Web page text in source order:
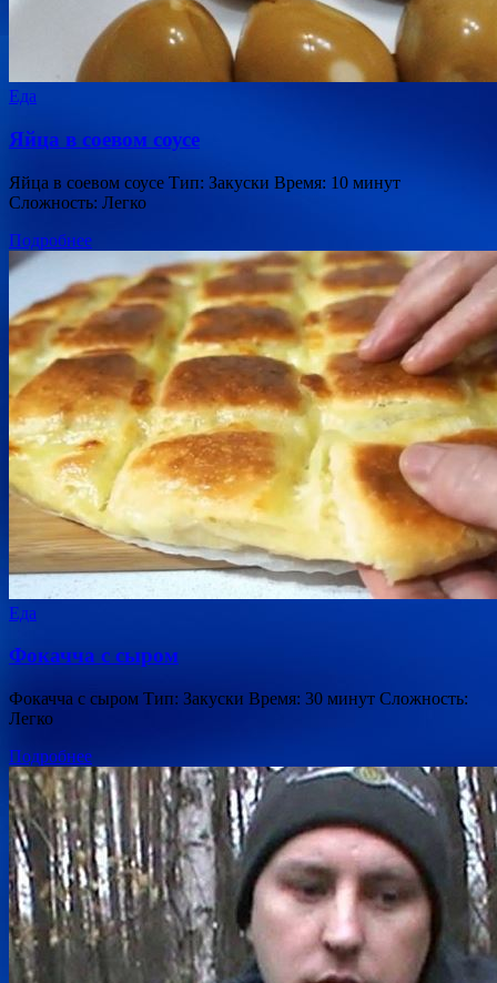
Еда
Яйца в соевом соусе
Яйца в соевом соусе Тип: Закуски Время: 10 минут
Сложность: Легко
Подробнее
Еда
Фокачча с сыром
Фокачча с сыром Тип: Закуски Время: 30 минут Сложность:
Легко
Подробнее